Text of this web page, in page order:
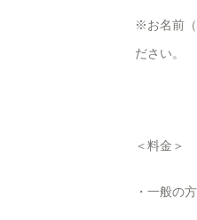
※お名前（
ださい。
＜料金＞
・一般の